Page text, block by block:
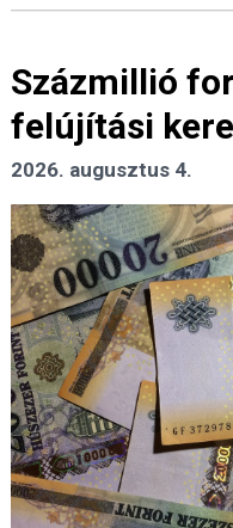
Százmillió
felújítási
2026. augusztus 4.